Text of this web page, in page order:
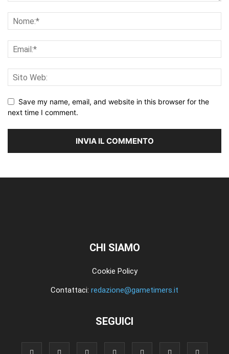
Save my name, email, and website in this browser for the
next time I comment.
CHI SIAMO
Cookie Policy
Contattaci: redazione@gametimers.it
SEGUICI